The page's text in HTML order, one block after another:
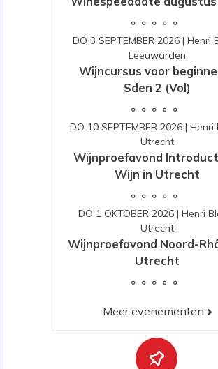
DO 3 SEPTEMBER 2026 | Henri
Leeuwarden
Wijncursus voor
Sden 2 (Vol)
DO 10 SEPTEMBER 2026 | Henri
Utrecht
Wijnproefavond
Wijn in Utrecht
DO 1 OKTOBER 2026 | Henri
Utrecht
Wijnproefavond Noord-
Utrecht
Meer evenementen